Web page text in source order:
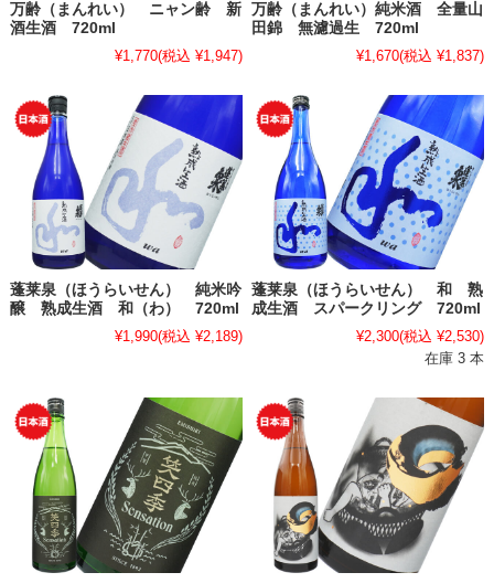
万齢（まんれい） ニャン齢 新
酒生酒 720ml
¥1,770(税込 ¥1,947)
万齢（まんれい）純米酒 全量山
田錦 無濾過生 720ml
¥1,670(税込 ¥1,837)
蓬莱泉（ほうらいせん） 純米吟
醸 熟成生酒 和（わ） 720ml
¥1,990(税込 ¥2,189)
蓬莱泉（ほうらいせん） 和 熟
成生酒 スパークリング 720ml
¥2,300(税込 ¥2,530)
在庫 3 本